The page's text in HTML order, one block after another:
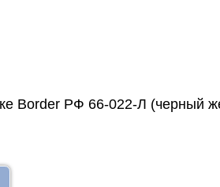
Border РФ 66-022-Л (черный